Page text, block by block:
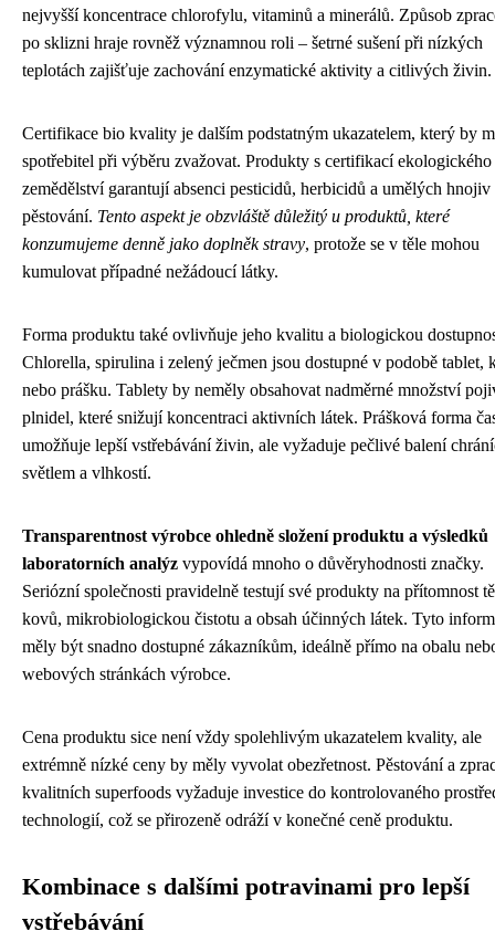
nejvyšší koncentrace chlorofylu, vitaminů a minerálů. Způsob
po sklizni hraje rovněž významnou roli – šetrné sušení při nízkých
teplotách zajišťuje zachování enzymatické aktivity a citlivých živin.
Certifikace bio kvality je dalším podstatným ukazatelem, který by
spotřebitel při výběru zvažovat. Produkty s certifikací ekologického
zemědělství garantují absenci pesticidů, herbicidů a umělých hnojiv
pěstování. Tento aspekt je obzvláště důležitý u produktů, které
konzumujeme denně jako doplněk stravy, protože se v těle mohou
kumulovat případné nežádoucí látky.
Forma produktu také ovlivňuje jeho kvalitu a biologickou
Chlorella, spirulina i zelený ječmen jsou dostupné v podobě tablet,
nebo prášku. Tablety by neměly obsahovat nadměrné množství
plnidel, které snižují koncentraci aktivních látek. Prášková forma
umožňuje lepší vstřebávání živin, ale vyžaduje pečlivé balení
světlem a vlhkostí.
Transparentnost výrobce ohledně složení produktu a výsledků
laboratorních analýz vypovídá mnoho o důvěryhodnosti značky.
Seriózní společnosti pravidelně testují své produkty na přítomnost
kovů, mikrobiologickou čistotu a obsah účinných látek. Tyto
měly být snadno dostupné zákazníkům, ideálně přímo na obalu
webových stránkách výrobce.
Cena produktu sice není vždy spolehlivým ukazatelem kvality, ale
extrémně nízké ceny by měly vyvolat obezřetnost. Pěstování a
kvalitních superfoods vyžaduje investice do kontrolovaného
technologií, což se přirozeně odráží v konečné ceně produktu.
Kombinace s dalšími potravinami pro lepší
vstřebávání